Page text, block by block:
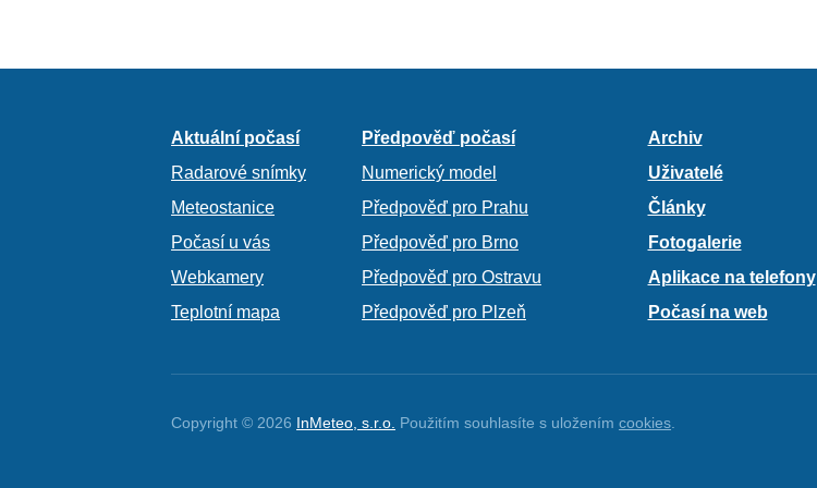
Aktuální počasí
Radarové snímky
Meteostanice
Počasí u vás
Webkamery
Teplotní mapa
Předpověď počasí
Numerický model
Předpověď pro Prahu
Předpověď pro Brno
Předpověď pro Ostravu
Předpověď pro Plzeň
Archiv
Uživatelé
Články
Fotogalerie
Aplikace na telefony
Počasí na web
Copyright © 2026 InMeteo, s.r.o. Použitím souhlasíte s uloženímcookies.